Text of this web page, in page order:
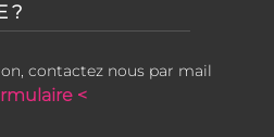
?
contactez nous par mail
<